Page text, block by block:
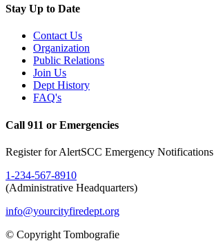
Stay Up to Date
Contact Us
Organization
Public Relations
Join Us
Dept History
FAQ's
Call 911 or Emergencies
Register for AlertSCC Emergency Notifications
1-234-567-8910
(Administrative Headquarters)
info@yourcityfiredept.org
© Copyright Tombografie